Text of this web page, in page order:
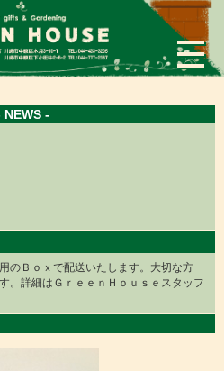
NEWS -
のＢｏｘで配送いたします。大切な方
。詳細はＧｒｅｅｎＨｏｕｓｅスタッフ